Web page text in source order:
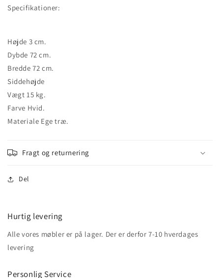
Specifikationer:
Højde 3 cm.
Dybde 72 cm.
Bredde 72 cm.
Siddehøjde
Vægt 15 kg.
Farve Hvid.
Materiale Ege træ.
Fragt og returnering
Del
Hurtig levering
Alle vores møbler er på lager. Der er derfor 7-10 hverdages
levering
Personlig Service